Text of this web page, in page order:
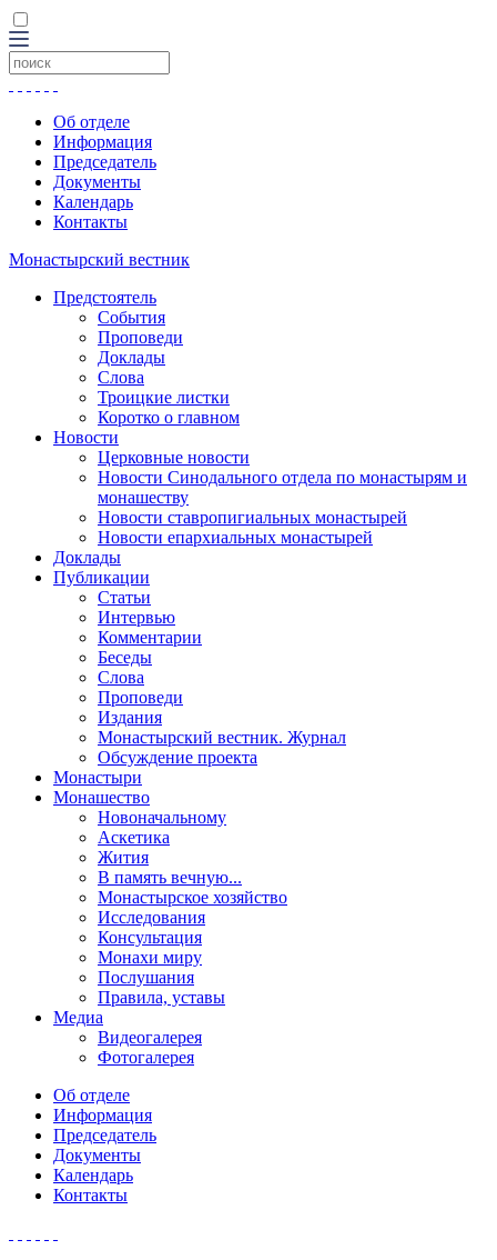
Об отделе
Информация
Председатель
Документы
Календарь
Контакты
Монастырский вестник
Предстоятель
События
Проповеди
Доклады
Слова
Троицкие листки
Коротко о главном
Новости
Церковные новости
Новости Синодального отдела по монастырям и
монашеству
Новости ставропигиальных монастырей
Новости епархиальных монастырей
Доклады
Публикации
Статьи
Интервью
Комментарии
Беседы
Слова
Проповеди
Издания
Монастырский вестник. Журнал
Обсуждение проекта
Монастыри
Монашество
Новоначальному
Аскетика
Жития
В память вечную...
Монастырское хозяйство
Исследования
Консультация
Монахи миру
Послушания
Правила, уставы
Медиа
Видеогалерея
Фотогалерея
Об отделе
Информация
Председатель
Документы
Календарь
Контакты